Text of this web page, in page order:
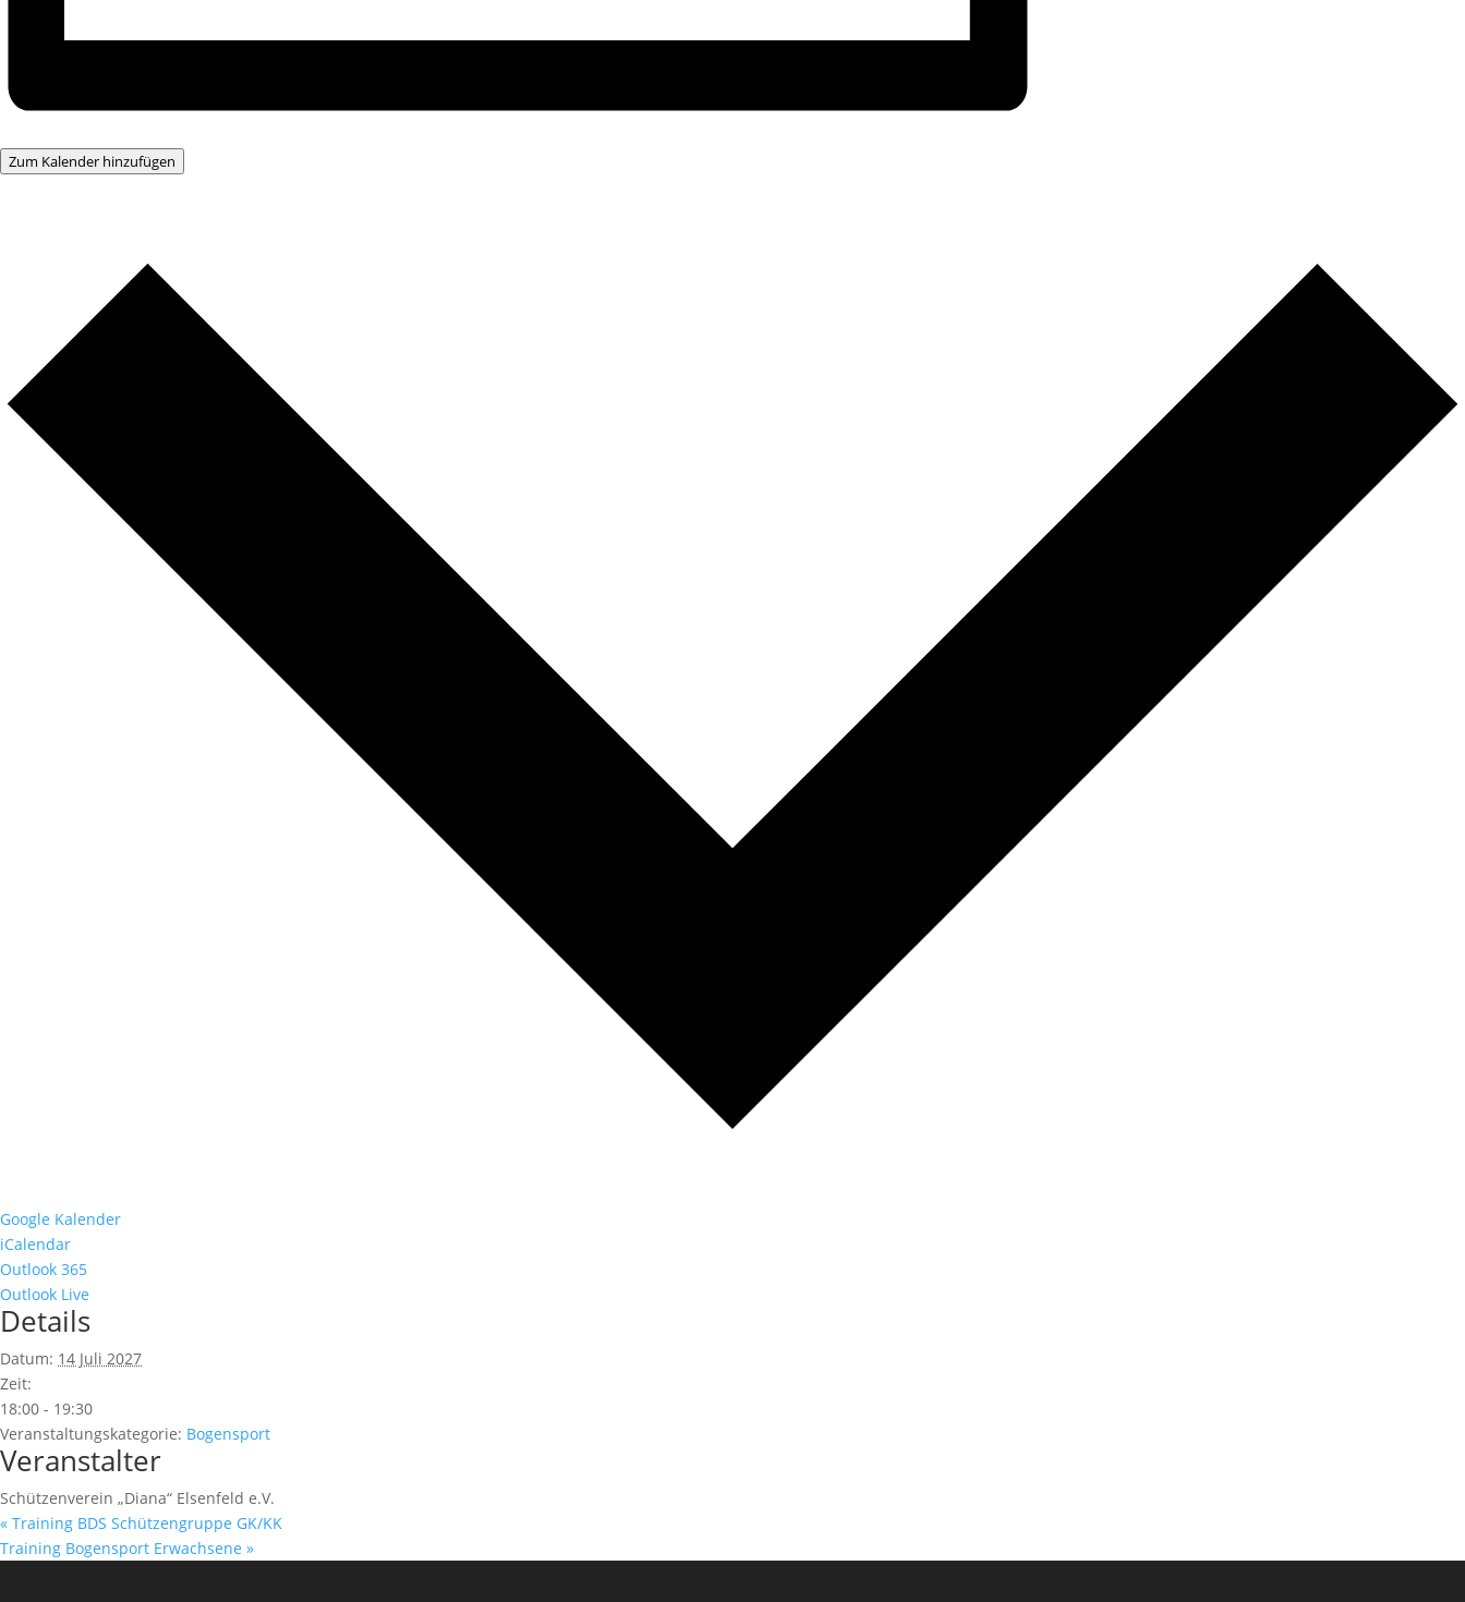
Zum Kalender hinzufügen
Google Kalender
iCalendar
Outlook 365
Outlook Live
Details
Datum: 14 Juli 2027
Zeit:
18:00 - 19:30
Veranstaltungskategorie: Bogensport
Veranstalter
Schützenverein „Diana“ Elsenfeld e.V.
« Training BDS Schützengruppe GK/KK
Training Bogensport Erwachsene »